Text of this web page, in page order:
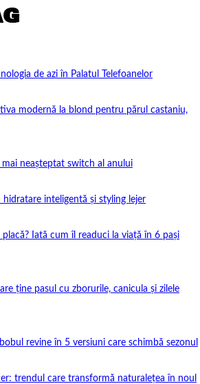
de azi în Palatul Telefoanelor
modernă la blond pentru părul castaniu,
mai neașteptat switch al anului
hidratare inteligentă și styling lejer
Iată cum îl readuci la viață în 6 pași
ține pasul cu zborurile, canicula și zilele
revine în 5 versiuni care schimbă sezonul
trendul care transformă naturalețea în noul